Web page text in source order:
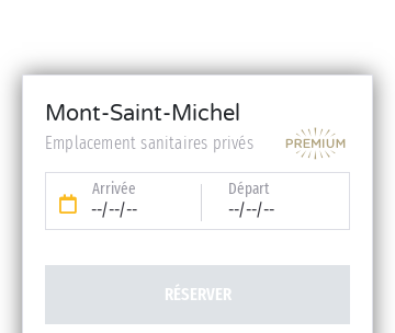
Mont-Saint-Michel
Emplacement sanitaires privés
Arrivée
--/--/--
Départ
--/--/--
RÉSERVER